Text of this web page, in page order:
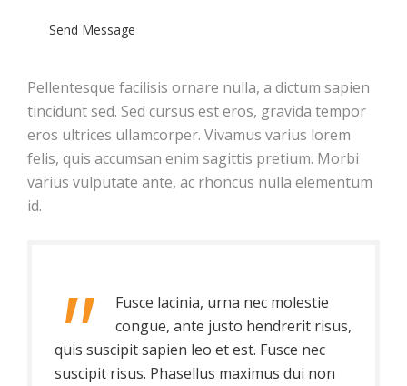
Send Message
Pellentesque facilisis ornare nulla, a dictum sapien
tincidunt sed. Sed cursus est eros, gravida tempor
eros ultrices ullamcorper. Vivamus varius lorem
felis, quis accumsan enim sagittis pretium. Morbi
varius vulputate ante, ac rhoncus nulla elementum
id.
Fusce lacinia, urna nec molestie
congue, ante justo hendrerit risus,
quis suscipit sapien leo et est. Fusce nec
suscipit risus. Phasellus maximus dui non